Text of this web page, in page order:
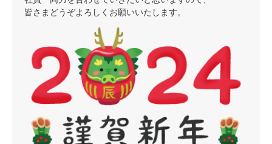
皆さまどうぞよろしくお願いいたします。